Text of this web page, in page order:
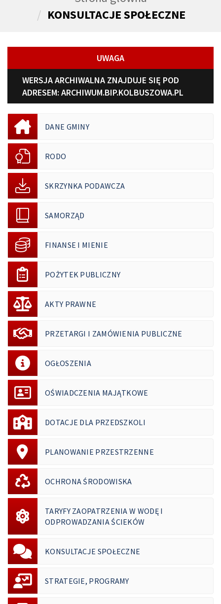
KONSULTACJE SPOŁECZNE
UWAGA
WERSJA ARCHIWALNA ZNAJDUJE SIĘ POD
ADRESEM: ARCHIWUM.BIP.KOLBUSZOWA.PL
DANE GMINY
RODO
SKRZYNKA PODAWCZA
SAMORZĄD
FINANSE I MIENIE
POŻYTEK PUBLICZNY
AKTY PRAWNE
PRZETARGI I ZAMÓWIENIA PUBLICZNE
OGŁOSZENIA
OŚWIADCZENIA MAJĄTKOWE
DOTACJE DLA PRZEDSZKOLI
PLANOWANIE PRZESTRZENNE
OCHRONA ŚRODOWISKA
TARYFY ZAOPATRZENIA W WODĘ I
ODPROWADZANIA ŚCIEKÓW
KONSULTACJE SPOŁECZNE
STRATEGIE, PROGRAMY